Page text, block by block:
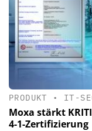
PRODUKT • IT-
Moxa stärkt
4-1-Zertifizierung